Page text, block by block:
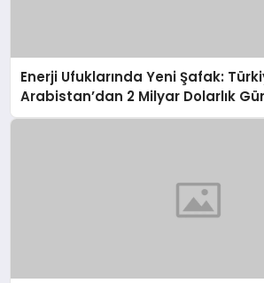
Enerji Ufuklarında Yeni Şafak:
Arabistan’dan 2 Milyar Dolarlık